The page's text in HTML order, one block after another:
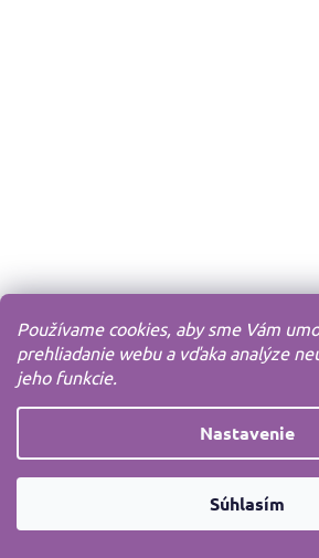
Používame cookies, aby sme Vám
prehliadanie webu a vďaka analýze
jeho funkcie.
Nastavenie
Súhlasím